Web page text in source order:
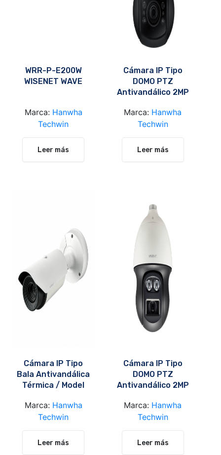
WRR-P-E200W
WISENET WAVE
Marca: Hanwha
Techwin
Leer más
Cámara IP Tipo
DOMO PTZ
Antivandálico 2MP
6400RW
Marca: Hanwha
Techwin
Leer más
Cámara IP Tipo
Bala Antivandálica
Térmica / Model
Marca: Hanwha
Techwin
Leer más
Cámara IP Tipo
DOMO PTZ
Antivandálico 2MP
6230RH
Marca: Hanwha
Techwin
Leer más